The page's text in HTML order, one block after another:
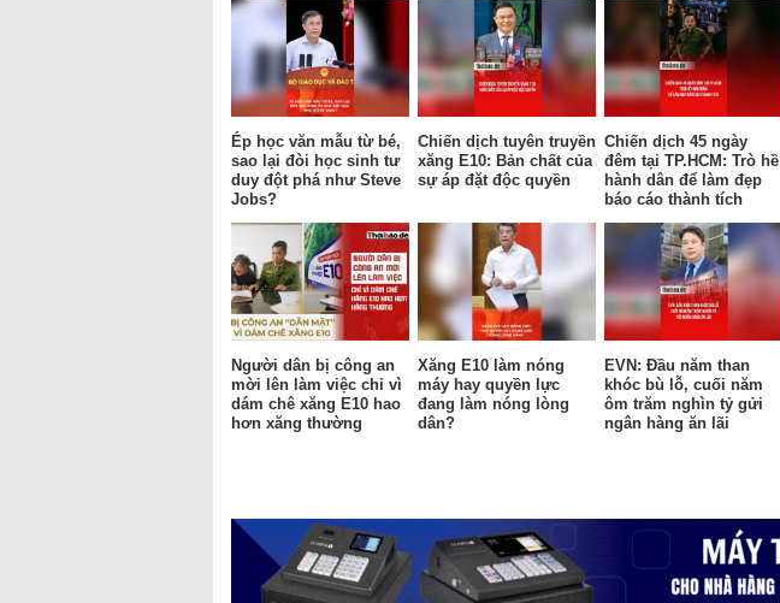
Ép học văn mẫu từ bé,
sao lại đòi học sinh tư
duy đột phá như Steve
Jobs?
Chiến dịch tuyên truyền
xăng E10: Bản chất của
sự áp đặt độc quyền
Chiến dịch 45 ngày
đêm tại TP.HCM: Trò hề
hành dân để làm đẹp
báo cáo thành tích
Người dân bị công an
mời lên làm việc chỉ vì
dám chê xăng E10 hao
hơn xăng thường
Xăng E10 làm nóng
máy hay quyền lực
đang làm nóng lòng
dân?
EVN: Đầu năm than
khóc bù lỗ, cuối năm
ôm trăm nghìn tỷ gửi
ngân hàng ăn lãi